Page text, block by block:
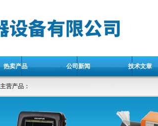
热卖产品 公司新闻 技术文章
主营产品：